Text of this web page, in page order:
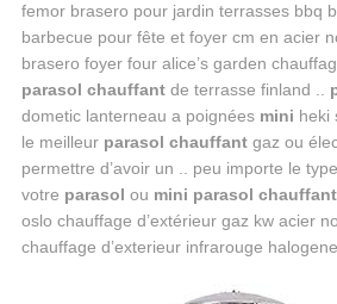
femor brasero pour jardin terrasses bbq
barbecue pour fête et foyer cm en acier
brasero foyer four alice’s garden
parasol chauffantde terrasse finland ..
dometic lanterneau a poignées mini heki
le meilleur parasol chauffantgaz ou
permettre d’avoir un .. peu importe le
votre parasol ou mini parasol chauffant,
oslo chauffage d’extérieur gaz kw acier
chauffage d’exterieur infrarouge